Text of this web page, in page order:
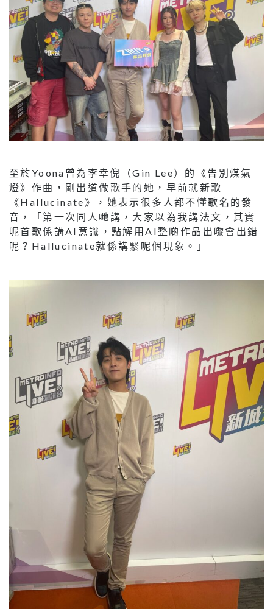
至於Yoona曾為李幸倪（Gin Lee）的《告別煤氣
燈》作曲，剛出道做歌手的她，早前就新歌
《Hallucinate》，她表示很多人都不懂歌名的發
音，「第一次同人哋講，大家以為我講法文，其實
呢首歌係講AI意識，點解用AI整啲作品出嚟會出錯
呢？Hallucinate就係講緊呢個現象。」